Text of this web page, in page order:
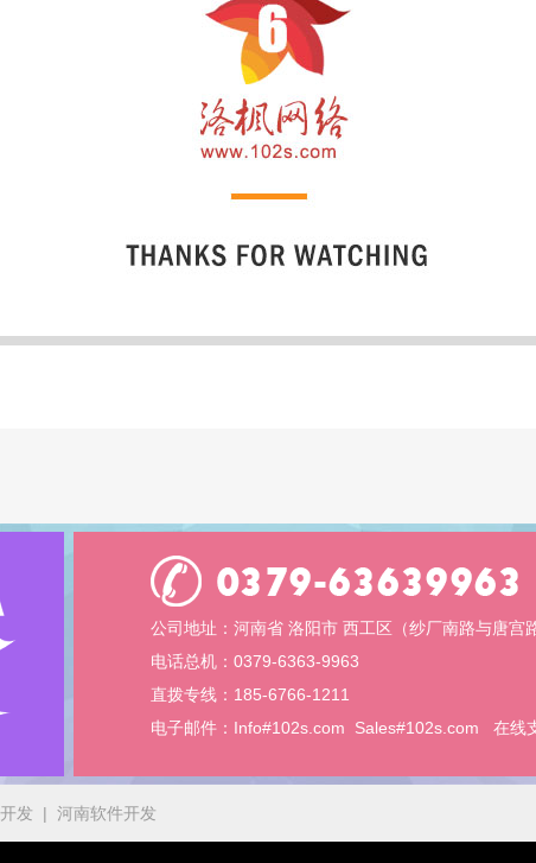
公司地址：河南省 洛阳市 西工区（纱厂南路与唐宫
电话总机：0379-6363-9963
直拨专线：185-6766-1211
电子邮件： Info#102s.com Sales#102s.com 在线
发 | 河南软件开发